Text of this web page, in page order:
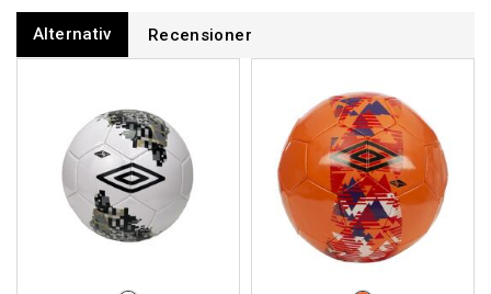
Alternativ Recensioner